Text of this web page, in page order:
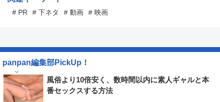
# PR # 下ネタ # 動画 # 映画
panpan編集部PickUp！
風俗より10倍安く、数時間以内に素人ギャルと本
番セックスする方法